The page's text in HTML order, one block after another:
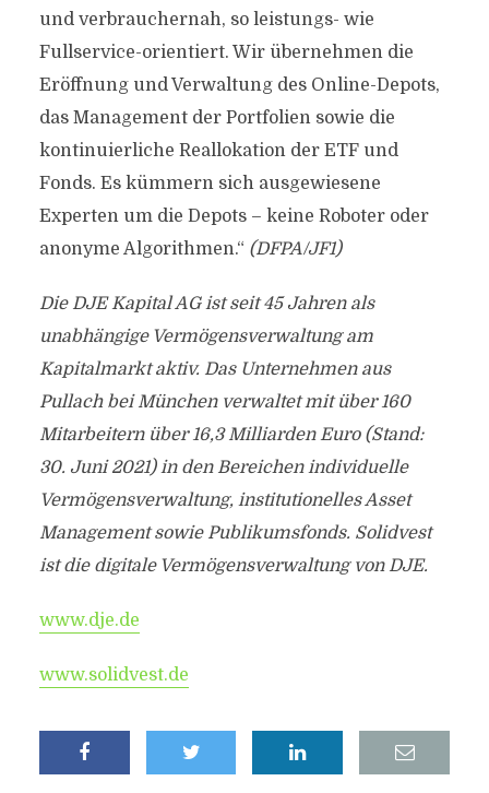
und verbrauchernah, so leistungs- wie
Fullservice-orientiert. Wir übernehmen die
Eröffnung und Verwaltung des Online-Depots,
das Management der Portfolien sowie die
kontinuierliche Reallokation der ETF und
Fonds. Es kümmern sich ausgewiesene
Experten um die Depots – keine Roboter oder
anonyme Algorithmen.“ (DFPA/JF1)
Die DJE Kapital AG ist seit 45 Jahren als
unabhängige Vermögensverwaltung am
Kapitalmarkt aktiv. Das Unternehmen aus
Pullach bei München verwaltet mit über 160
Mitarbeitern über 16,3 Milliarden Euro (Stand:
30. Juni 2021) in den Bereichen individuelle
Vermögensverwaltung, institutionelles Asset
Management sowie Publikumsfonds. Solidvest
ist die digitale Vermögensverwaltung von DJE.
www.dje.de
www.solidvest.de